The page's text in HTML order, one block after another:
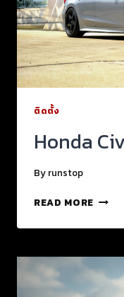
ติดตั้ง
Honda
By runstop
READ MORE